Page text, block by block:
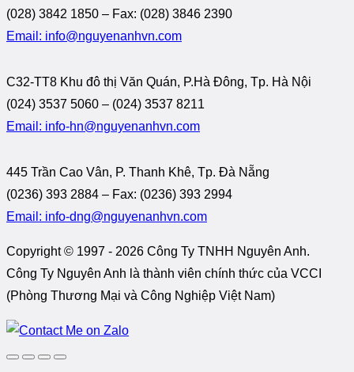
(028) 3842 1850 – Fax: (028) 3846 2390
Email: info@nguyenanhvn.com
C32-TT8 Khu đô thị Văn Quán, P.Hà Đông, Tp. Hà Nội
(024) 3537 5060 – (024) 3537 8211
Email: info-hn@nguyenanhvn.com
445 Trần Cao Vân, P. Thanh Khê, Tp. Đà Nẵng
(0236) 393 2884 – Fax: (0236) 393 2994
Email: info-dng@nguyenanhvn.com
Copyright © 1997 - 2026 Công Ty TNHH Nguyên Anh.
Công Ty Nguyên Anh là thành viên chính thức của VCCI
(Phòng Thương Mại và Công Nghiệp Việt Nam)